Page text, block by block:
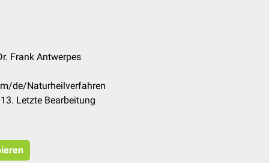
Frank Antwerpes
de/Naturheilverfahren
Letzte Bearbeitung